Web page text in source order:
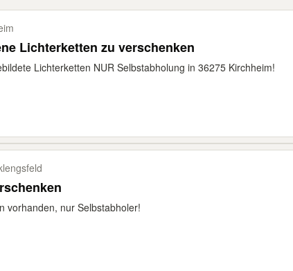
Lichterketten zu verschenken
Lichterketten NUR Selbstabholung in 36275 Kirchheim!
vorhanden, nur Selbstabholer!